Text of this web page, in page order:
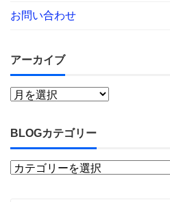
お問い合わせ
アーカイブ
BLOGカテゴリー